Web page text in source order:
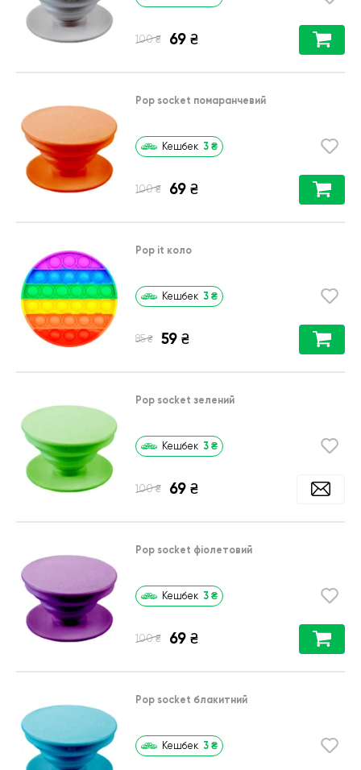
100 ₴ 69 ₴
Pop socket помаранчевий
Кешбек 3 ₴
100 ₴ 69 ₴
Pop it коло
Кешбек 3 ₴
85 ₴ 59 ₴
Pop socket зелений
Кешбек 3 ₴
100 ₴ 69 ₴
Pop socket фіолетовий
Кешбек 3 ₴
100 ₴ 69 ₴
Pop socket блакитний
Кешбек 3 ₴